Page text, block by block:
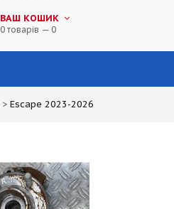
ВАШ КОШИК
0 товарів — 0
> Escape 2023-2026